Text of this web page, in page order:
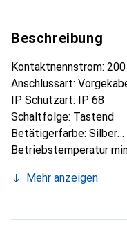
Beschreibung
Kontaktnennstrom:
Anschlussart:
IP Schutzart: IP 68
Schaltfolge: Tastend
Betätigerfarbe: Silber
Betriebstemperatur
Mehr anzeigen